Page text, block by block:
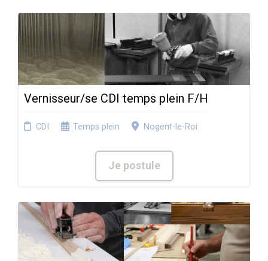
Vernisseur/se CDI temps plein F/H
CDI Temps plein Nogent-le-Roi
Je postule